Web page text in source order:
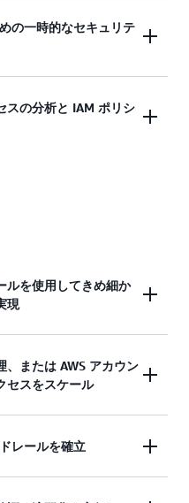
ィティを一元的に接
の一時的なセキュリテ
リティ認証情報を付与
アイデンティティ
スの分析と IAM ポリシ
範囲を適正化します。
ルを使用してきめ細か
現
ロールを使用すること
どのユーザー属性に基
ロールに関する詳細は
、または AWS アカウン
セスをスケール
ごとのアイデンティテ
レールを確立